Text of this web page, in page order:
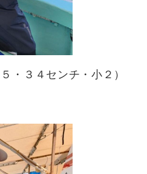
・３４センチ・小２）